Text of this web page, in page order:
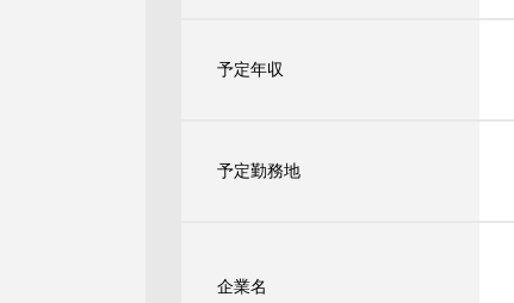
予定年収
予定勤務地
企業名